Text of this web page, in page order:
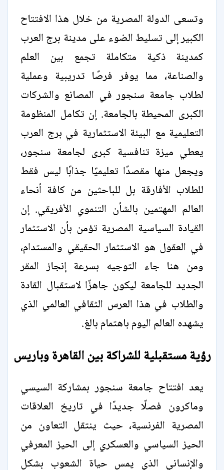
وتسعى الدولة المصرية من خلال هذا الافتتاح
الكبير إلى تسليط الضوء على مدينة برج العرب
كمدينة ذكية متكاملة تجمع بين العلم
والصناعة، مما يوفر فرصًا تدريبية وعملية
لطلاب جامعة سنجور في المصانع والشركات
الكبرى المحيطة بالجامعة. إن تكامل المنظومة
التعليمية مع البيئة الاستثمارية في برج العرب
يعطي ميزة تنافسية كبرى لجامعة سنجور،
ويجعل منها مقصدًا تعليميًا جذابًا ليس فقط
للطلاب الأفارقة بل للباحثين من كافة أنحاء
العالم المهتمين بالشأن التنموي الأفريقي. إن
القيادة السياسية المصرية تؤمن بأن الاستثمار
في العقول هو الاستثمار الحقيقي والمستدام،
ومن هنا جاء التوجيه بسرعة إنجاز المقر
الجديد للجامعة ليكون جاهزًا لاستقبال القادة
والطلاب في هذا العرس الثقافي العالمي الذي
يشهده العالم اليوم باهتمام بالغ.
رؤية مستقبلية للشراكة بين القاهرة وباريس
يعد افتتاح جامعة سنجور بمشاركة السيسي
وماكرون فصلًا جديدًا في تاريخ العلاقات
المصرية الفرنسية، حيث ينتقل التعاون من
الحيز السياسي والعسكري إلى الحيز المعرفي
والإنساني الذي يمس حياة الشعوب بشكل